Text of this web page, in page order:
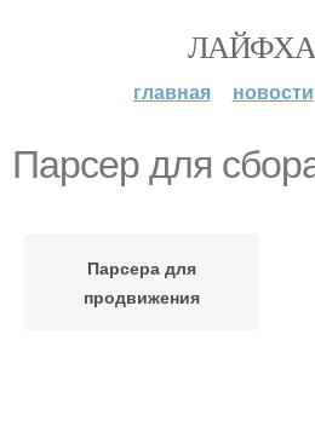
главная новости
Парсер для
Парсера для
продвижения